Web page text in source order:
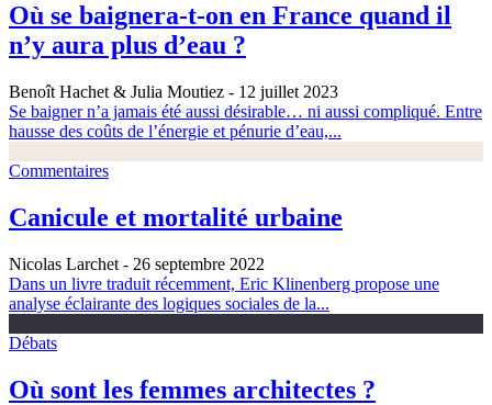
Où se baignera-t-on en France quand il
n’y aura plus d’eau ?
Benoît Hachet & Julia Moutiez - 12 juillet 2023
Se baigner n’a jamais été aussi désirable… ni aussi compliqué. Entre
hausse des coûts de l’énergie et pénurie d’eau,...
Commentaires
Canicule et mortalité urbaine
Nicolas Larchet - 26 septembre 2022
Dans un livre traduit récemment, Eric Klinenberg propose une
analyse éclairante des logiques sociales de la...
Débats
Où sont les femmes architectes ?